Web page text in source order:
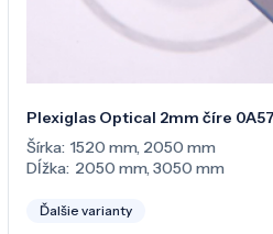
Plexiglas Optical 2mm číre
Šírka: 1520 mm, 2050 mm
Dĺžka: 2050 mm,3050 mm
Ďalšie varianty